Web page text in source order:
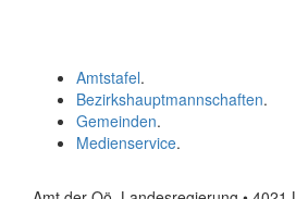
Amtstafel.
Bezirkshauptmannschaften.
Gemeinden.
Medienservice.